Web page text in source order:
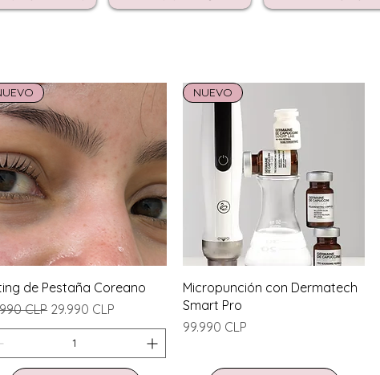
Vista rápida
de Pestaña Coreano
CLP Precio de oferta
29.990 CLP
Vista rápida
NUEVO
Micropunción con Dermatech
Smart Pro
Precio
99.990 CLP